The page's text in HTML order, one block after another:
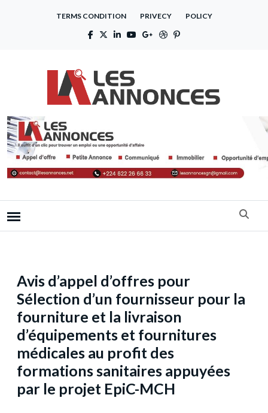
TERMS CONDITION PRIVECY POLICY
Avis d’appel d’offres pour
Sélection d’un fournisseur pour la
fourniture et la livraison
d’équipements et fournitures
médicales au profit des
formations sanitaires appuyées
par le projet EpiC-MCH